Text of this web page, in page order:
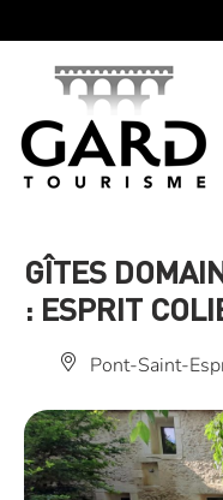
GÎTES
: ESPRIT
Pont-Saint-